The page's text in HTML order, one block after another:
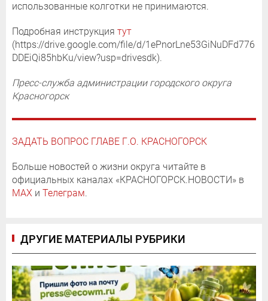
использованные колготки не принимаются.
Подробная инструкция тут
(https://drive.google.com/file/d/1ePnorLne53GiNuDFd776
DDEiQi85hbKu/view?usp=drivesdk).
Пресс-служба администрации городского округа
Красногорск
ЗАДАТЬ ВОПРОС ГЛАВЕ Г.О. КРАСНОГОРСК
Больше новостей о жизни округа читайте в
официальных каналах «КРАСНОГОРСК.НОВОСТИ» в
MAX и Телеграм.
ДРУГИЕ МАТЕРИАЛЫ РУБРИКИ